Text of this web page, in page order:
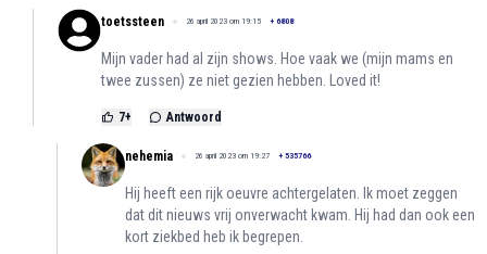
toetssteen 26 april 2023 om 19:15 + 6808
Mijn vader had al zijn shows. Hoe vaak we (mijn mams en
twee zussen) ze niet gezien hebben. Loved it!
7+ Antwoord
nehemia 26 april 2023 om 19:27 + 535766
Hij heeft een rijk oeuvre achtergelaten. Ik moet zeggen
dat dit nieuws vrij onverwacht kwam. Hij had dan ook een
kort ziekbed heb ik begrepen.